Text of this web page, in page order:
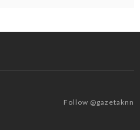
Follow @gazetaknn